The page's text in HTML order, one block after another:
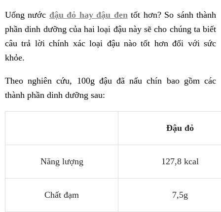
Uống nước đậu đỏ hay đậu đen tốt hơn? So sánh thành
phần dinh dưỡng của hai loại đậu này sẽ cho chúng ta biết
câu trả lời chính xác loại đậu nào tốt hơn đối với sức
khỏe.
Theo nghiên cứu, 100g đậu đã nấu chín bao gồm các
thành phần dinh dưỡng sau:
Đậu đỏ
Năng lượng 127,8 kcal
Chất đạm 7,5g